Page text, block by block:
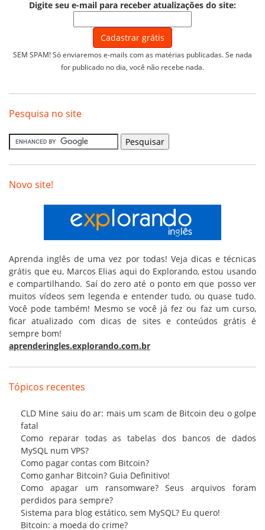
Digite seu e-mail para receber atualizações do site:
SEM SPAM! Só enviaremos e-mails com as matérias publicadas. Se nada
for publicado no dia, você não recebe nada.
Pesquisa no site
Novo site!
Aprenda inglês de uma vez por todas! Veja dicas e técnicas
grátis que eu, Marcos Elias aqui do Explorando, estou usando
e compartilhando. Saí do zero até o ponto em que posso ver
muitos vídeos sem legenda e entender tudo, ou quase tudo.
Você pode também! Mesmo se você já fez ou faz um curso,
ficar atualizado com dicas de sites e conteúdos grátis é
sempre bom!
aprenderingles.explorando.com.br
Tópicos recentes
CLD Mine saiu do ar: mais um scam de Bitcoin deu o golpe
fatal
Como reparar todas as tabelas dos bancos de dados
MySQL num VPS?
Como pagar contas com Bitcoin?
Como ganhar Bitcoin? Guia Definitivo!
Como apagar um ransomware? Seus arquivos foram
perdidos para sempre?
Sistema para blog estático, sem MySQL? Eu quero!
Bitcoin: a moeda do crime?